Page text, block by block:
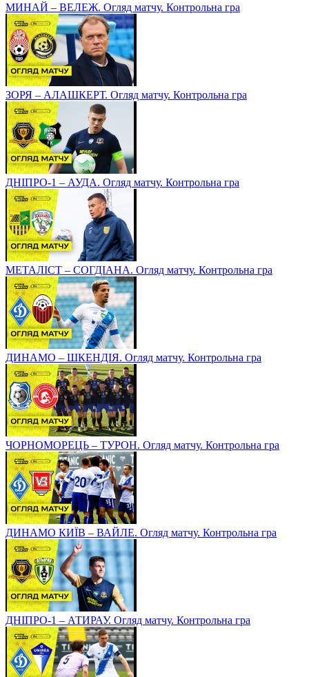
МИНАЙ – ВЕЛЕЖ. Огляд матчу. Контрольна гра
ЗОРЯ – АЛАШКЕРТ. Огляд матчу. Контрольна гра
ДНІПРО-1 – АУДА. Огляд матчу. Контрольна гра
МЕТАЛІСТ – СОГДІАНА. Огляд матчу. Контрольна гра
ДИНАМО – ШКЕНДІЯ. Огляд матчу. Контрольна гра
ЧОРНОМОРЕЦЬ – ТУРОН. Огляд матчу. Контрольна гра
ДИНАМО КИЇВ – ВАЙЛЕ. Огляд матчу. Контрольна гра
ДНІПРО-1 – АТИРАУ. Огляд матчу. Контрольна гра